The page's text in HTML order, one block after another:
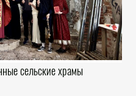
сельские храмы